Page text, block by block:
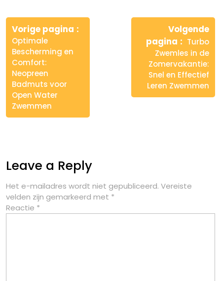
Berichtnavigatie
Vorige pagina
Optimale
Bescherming en
Comfort:
Neopreen
Badmuts voor
Open Water
Zwemmen
Volgende
pagina
Turbo
Zwemles in de
Zomervakantie:
Snel en Effectief
Leren Zwemmen
Leave a Reply
Het e-mailadres wordt niet gepubliceerd. Vereiste
velden zijn gemarkeerd met *
Reactie *